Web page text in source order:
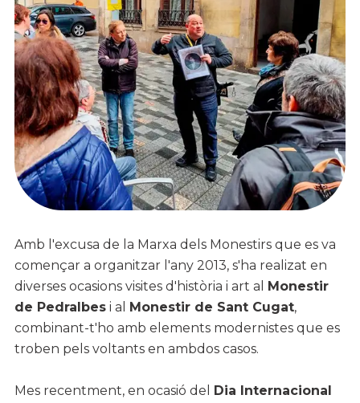
Amb l'excusa de la Marxa dels Monestirs que es va
començar a organitzar l'any 2013, s'ha realizat en
diverses ocasions visites d'història i art al
Monestir
de Pedralbesi al Monestir de Sant Cugat,
combinant-t'ho amb elements modernistes que es
troben pels voltants en ambdos casos.
Mes recentment, en ocasió del
Dia Internacional